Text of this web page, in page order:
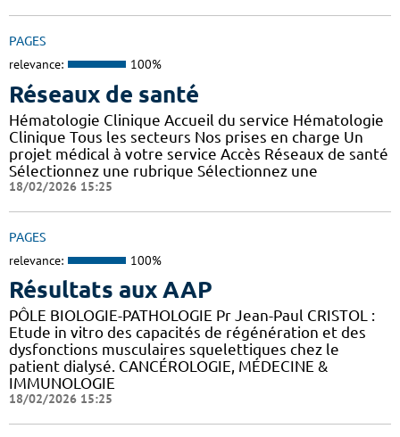
PAGES
relevance: 100%
Réseaux de santé
Hématologie Clinique Accueil du service Hématologie
Clinique Tous les secteurs Nos prises en charge Un
projet médical à votre service Accès Réseaux de santé
Sélectionnez une rubrique Sélectionnez une
18/02/2026 15:25
PAGES
relevance: 100%
Résultats aux AAP
PÔLE BIOLOGIE-PATHOLOGIE Pr Jean-Paul CRISTOL :
Etude in vitro des capacités de régénération et des
dysfonctions musculaires squelettiques chez le
patient dialysé. CANCÉROLOGIE, MÉDECINE &
IMMUNOLOGIE
18/02/2026 15:25